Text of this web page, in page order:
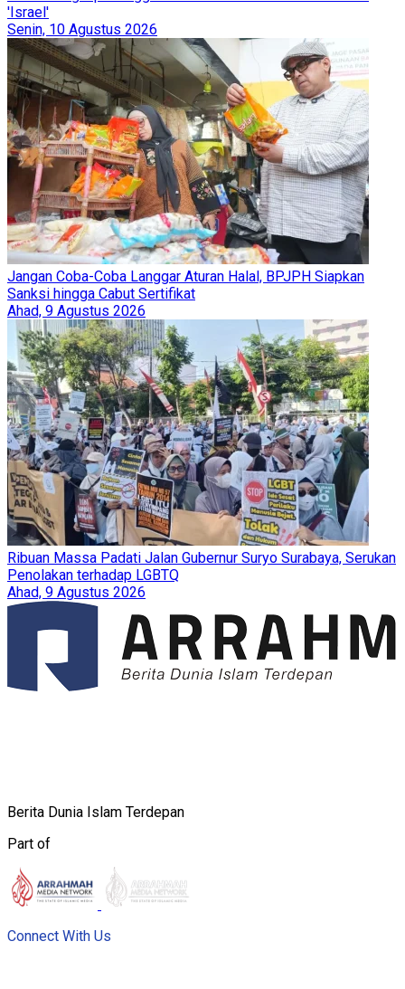
'Israel'
Senin, 10 Agustus 2026
Jangan Coba-Coba Langgar Aturan Halal, BPJPH Siapkan
Sanksi hingga Cabut Sertifikat
Ahad, 9 Agustus 2026
Ribuan Massa Padati Jalan Gubernur Suryo Surabaya, Serukan
Penolakan terhadap LGBTQ
Ahad, 9 Agustus 2026
Berita Dunia Islam Terdepan
Part of
Connect With Us